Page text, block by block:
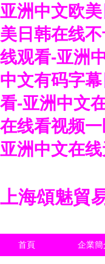
亚洲中文欧
美日韩在线
线观看-亚洲
中文有码字
看-亚洲中文
在线看视频
亚洲中文在
上海頌魅貿
首頁 企業簡